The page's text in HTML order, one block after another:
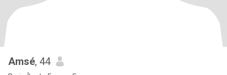
Amsé, 44